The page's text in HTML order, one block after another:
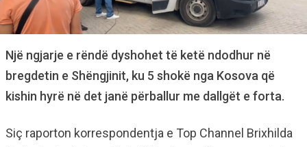
Një ngjarje e rëndë dyshohet të ketë ndodhur në
bregdetin e Shëngjinit, ku 5 shokë nga Kosova që
kishin hyrë në det janë përballur me dallgët e forta.
Siç raporton korrespondentja e Top Channel Brixhilda